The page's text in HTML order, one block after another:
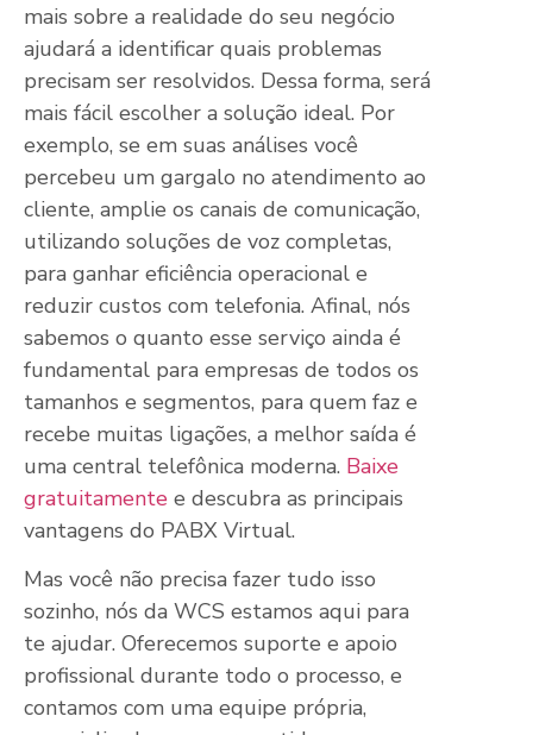
mais sobre a realidade do seu negócio
ajudará a identificar quais problemas
precisam ser resolvidos. Dessa forma, será
mais fácil escolher a solução ideal. Por
exemplo, se em suas análises você
percebeu um gargalo no atendimento ao
cliente, amplie os canais de comunicação,
utilizando soluções de voz completas,
para ganhar eficiência operacional e
reduzir custos com telefonia. Afinal, nós
sabemos o quanto esse serviço ainda é
fundamental para empresas de todos os
tamanhos e segmentos, para quem faz e
recebe muitas ligações, a melhor saída é
uma central telefônica moderna. Baixe
gratuitamente e descubra as principais
vantagens do PABX Virtual.
Mas você não precisa fazer tudo isso
sozinho, nós da WCS estamos aqui para
te ajudar. Oferecemos suporte e apoio
profissional durante todo o processo, e
contamos com uma equipe própria,